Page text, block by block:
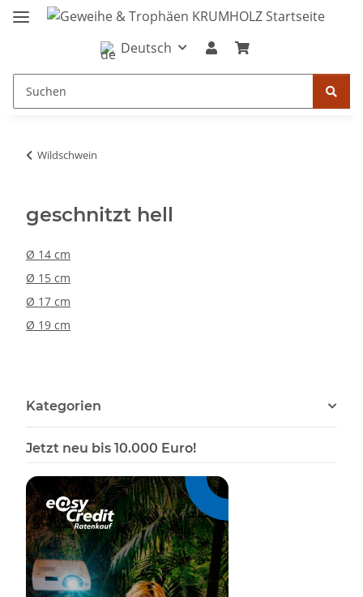
Deutsch
Wildschwein
geschnitzt hell
Ø 14 cm
Ø 15 cm
Ø 17 cm
Ø 19 cm
Kategorien
Jetzt neu bis 10.000 Euro!